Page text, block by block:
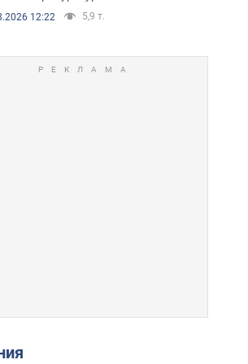
12:22 5,9 т.